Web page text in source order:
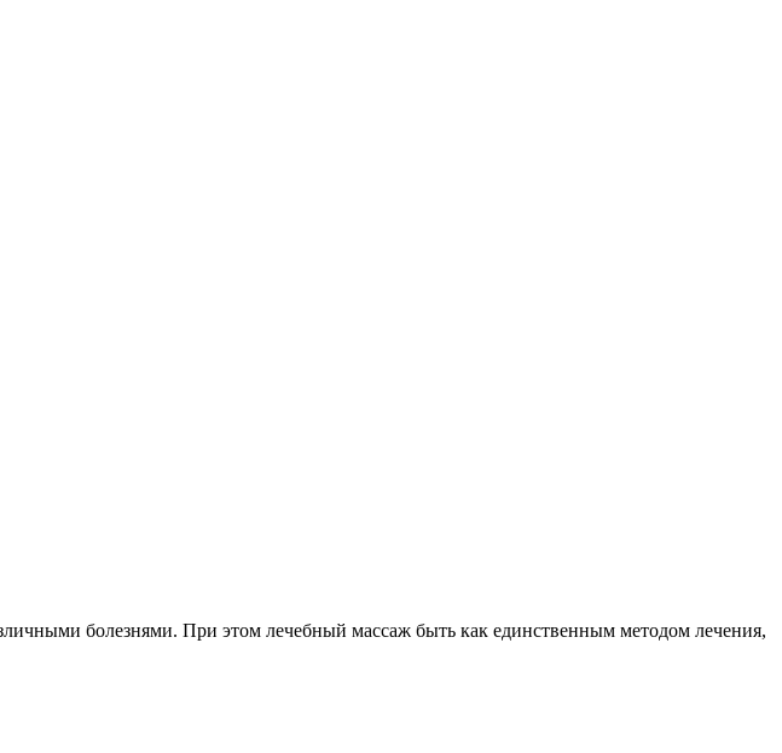
болезнями. При этом лечебный массаж быть как единственным методом лечения,